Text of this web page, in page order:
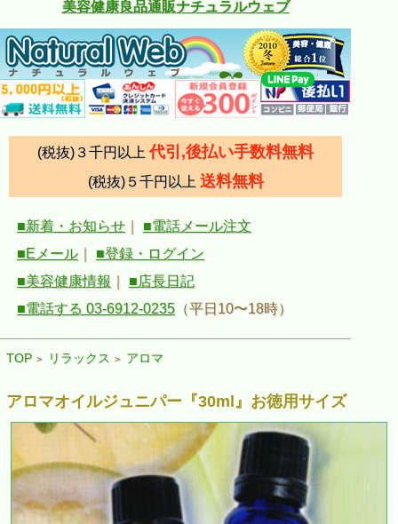
美容健康良品通販ナチュラルウェブ
(税抜)３千円以上 代引,後払い手数料無料
(税抜)５千円以上 送料無料
■新着・お知らせ
■電話メール注文
■Eメール
■登録・ログイン
■美容健康情報
■店長日記
■電話する 03-6912-0235 （平日10〜18時）
TOP > リラックス > アロマ
アロマオイルジュニパー『30ml』お徳用サイズ